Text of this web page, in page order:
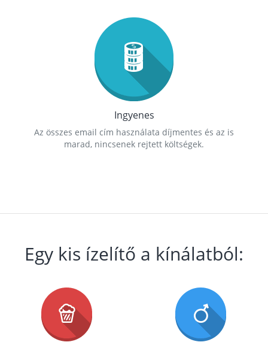
Ingyenes
Az összes email cím használata díjmentes és az is
marad, nincsenek rejtett költségek.
Egy kis ízelítő a kínálatból: